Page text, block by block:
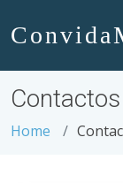
Contactos
Home